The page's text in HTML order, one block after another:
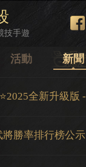
技手遊
活動 新聞
將勝率排行榜公示